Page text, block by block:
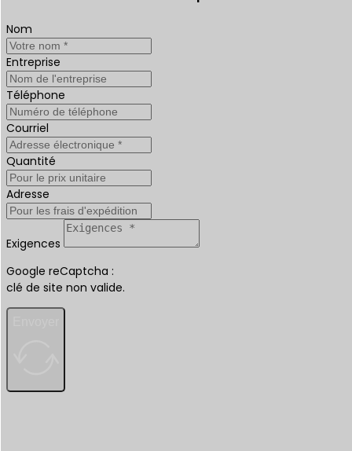
Nom
Entreprise
Téléphone
Courriel
Quantité
Adresse
Exigences
Google reCaptcha :
clé de site non valide.